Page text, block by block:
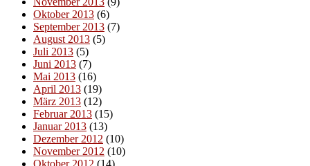
Oktober 2013 (6)
September 2013 (7)
August 2013 (5)
Juli 2013 (5)
Juni 2013 (7)
Mai 2013 (16)
April 2013 (19)
März 2013 (12)
Februar 2013 (15)
Januar 2013 (13)
Dezember 2012 (10)
November 2012 (10)